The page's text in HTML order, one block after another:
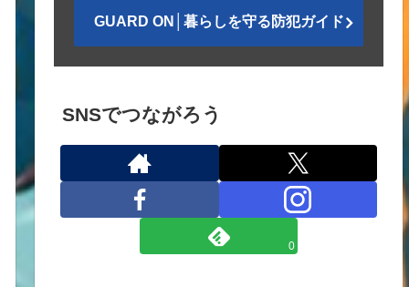
GUARD ON│暮らしを守る防犯ガイド
SNSでつながろう
0